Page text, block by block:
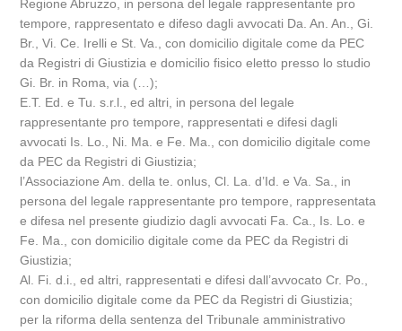
Regione Abruzzo, in persona del legale rappresentante pro
tempore, rappresentato e difeso dagli avvocati Da. An. An., Gi.
Br., Vi. Ce. Irelli e St. Va., con domicilio digitale come da PEC
da Registri di Giustizia e domicilio fisico eletto presso lo studio
Gi. Br. in Roma, via (…);
E.T. Ed. e Tu. s.r.l., ed altri, in persona del legale
rappresentante pro tempore, rappresentati e difesi dagli
avvocati Is. Lo., Ni. Ma. e Fe. Ma., con domicilio digitale come
da PEC da Registri di Giustizia;
l’Associazione Am. della te. onlus, Cl. La. d’Id. e Va. Sa., in
persona del legale rappresentante pro tempore, rappresentata
e difesa nel presente giudizio dagli avvocati Fa. Ca., Is. Lo. e
Fe. Ma., con domicilio digitale come da PEC da Registri di
Giustizia;
Al. Fi. d.i., ed altri, rappresentati e difesi dall’avvocato Cr. Po.,
con domicilio digitale come da PEC da Registri di Giustizia;
per la riforma della sentenza del Tribunale amministrativo